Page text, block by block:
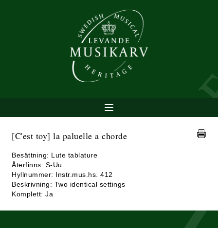
[C'est toy] la paluelle a chorde
Besättning: Lute tablature
Återfinns: S-Uu
Hyllnummer: Instr.mus.hs. 412
Beskrivning: Two identical settings
Komplett: Ja